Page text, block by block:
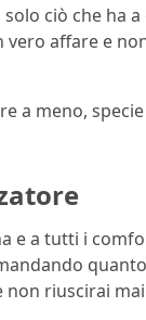
ciò che ha
affare e
meno, specie
e a tutti i
non riuscirai